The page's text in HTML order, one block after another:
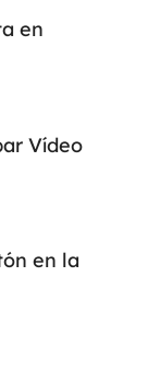
en
Vídeo
en la